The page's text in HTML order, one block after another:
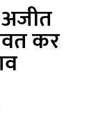
अजीत
कर